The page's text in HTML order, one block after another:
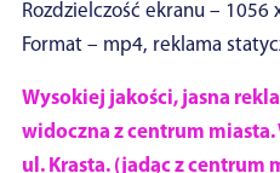
Rozdzielczość ekranu – 1056
Format – mp4, reklama
Wysokiej jakości, jasna
widoczna z centrum
ul. Krasta. (jadąc z centrum